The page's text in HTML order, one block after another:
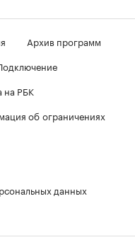
Архив программ
на РБК
об ограничениях
данных